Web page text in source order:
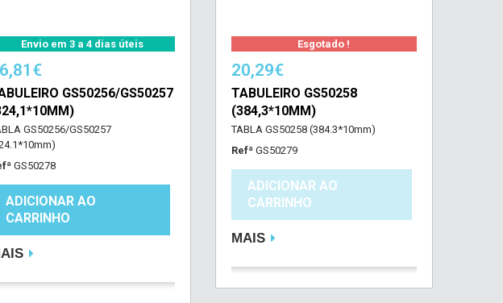
Envio em 3 a 4 dias úteis
GS50256/GS50257
GS50256/GS50257
GS50278
ADICIONAR AO
CARRINHO
Esgotado !
20,29€
TABULEIRO GS50258
(384,3*10MM)
TABLA GS50258 (384.3*10mm)
Refª GS50279
ADICIONAR AO
CARRINHO
MAIS